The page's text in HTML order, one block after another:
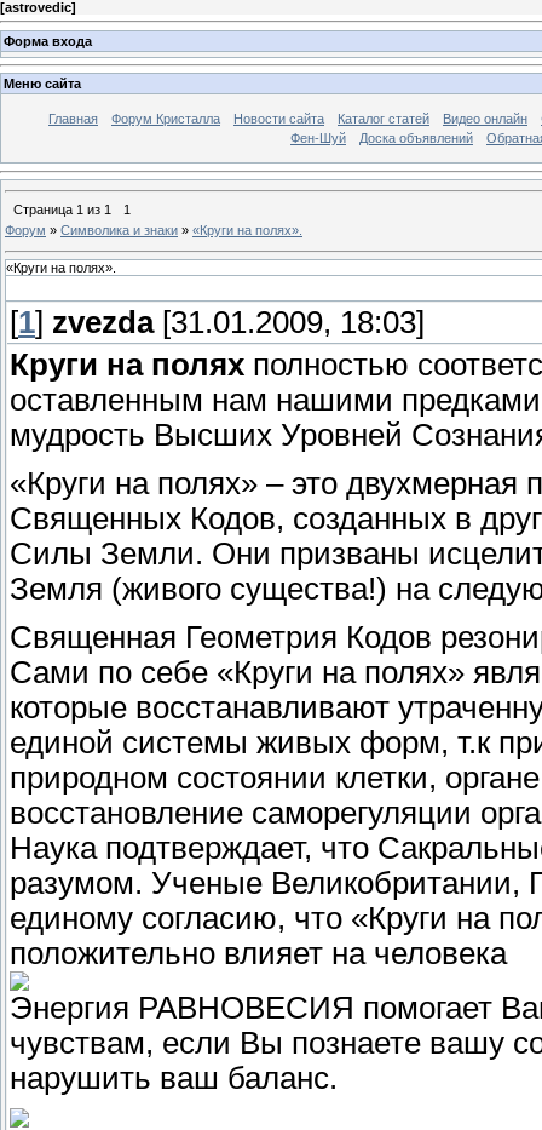
[astrovedic]
Форма входа
Меню сайта
Главная Форум Кристалла Новости сайта Каталог статей Видео онлайн
Фен-Шуй
Доска объявлений
Страница 1 из 1
1
Форум » Символика и знаки » «Круги на полях».
«Круги на полях».
[1] zvezda[31.01.2009, 18:03]
Круги на полях полностью
оставленным нам нашими
мудрость Высших Уровней
«Круги на полях» – это
Священных Кодов, созданных в
Силы Земли. Они призваны
Земля (живого существа!) на
Священная Геометрия Кодов
Сами по себе «Круги на полях»
которые восстанавливают
единой системы живых форм, т.к
природном состоянии клетки,
восстановление саморегуляции
Наука подтверждает, что
разумом. Ученые Великобритании,
единому согласию, что «Круги на
положительно влияет на человека
Энергия РАВНОВЕСИЯ помогает
чувствам, если Вы познаете вашу
нарушить ваш баланс.